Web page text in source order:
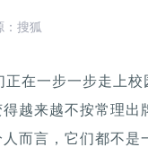
：搜狐
在一步一步走上
越来越不按常理出
而言，它们都不是